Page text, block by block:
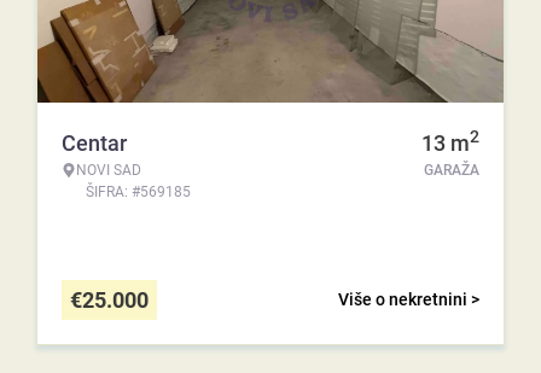
Centar
NOVI SAD
ŠIFRA: #569185
13 m2
GARAŽA
Više o nekretnini >
€25.000